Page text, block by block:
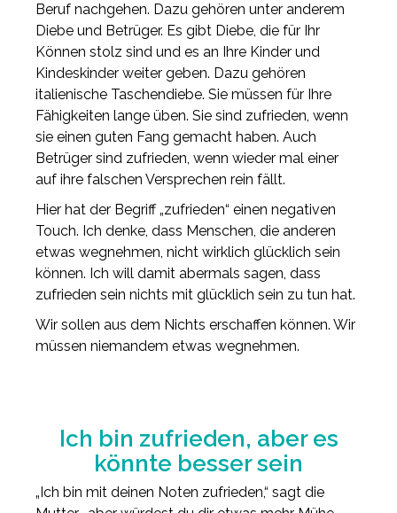
Beruf nachgehen. Dazu gehören unter anderem
Diebe und Betrüger. Es gibt Diebe, die für Ihr
Können stolz sind und es an Ihre Kinder und
Kindeskinder weiter geben. Dazu gehören
italienische Taschendiebe. Sie müssen für Ihre
Fähigkeiten lange üben. Sie sind zufrieden, wenn
sie einen guten Fang gemacht haben. Auch
Betrüger sind zufrieden, wenn wieder mal einer
auf ihre falschen Versprechen rein fällt.
Hier hat der Begriff „zufrieden“ einen negativen
Touch. Ich denke, dass Menschen, die anderen
etwas wegnehmen, nicht wirklich glücklich sein
können. Ich will damit abermals sagen, dass
zufrieden sein nichts mit glücklich sein zu tun hat.
Wir sollen aus dem Nichts erschaffen können. Wir
müssen niemandem etwas wegnehmen.
Ich bin zufrieden, aber es
könnte besser sein
„Ich bin mit deinen Noten zufrieden,“ sagt die